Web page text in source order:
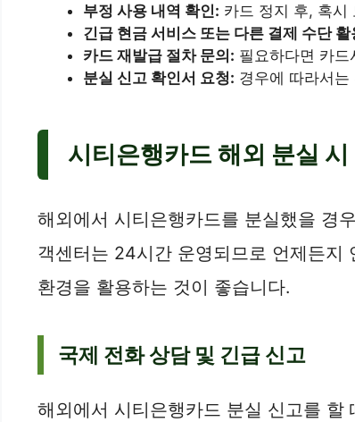
부정 사용 내역 확인: 카드 정지 후, 혹시
긴급 현금 서비스 또는 다른 결제 수단 활
카드 재발급 절차 문의: 필요하다면 카
분실 신고 확인서 요청: 경우에 따라서
시티은행카드 해외 분실
해외에서 시티은행카드를 분실했을 경
객센터는 24시간 운영되므로 언제든지
환경을 활용하는 것이 좋습니다.
국제 전화 상담 및 긴급 신고
해외에서 시티은행카드 분실 신고를 할